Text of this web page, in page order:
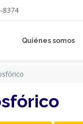
8374
Quiénes somos